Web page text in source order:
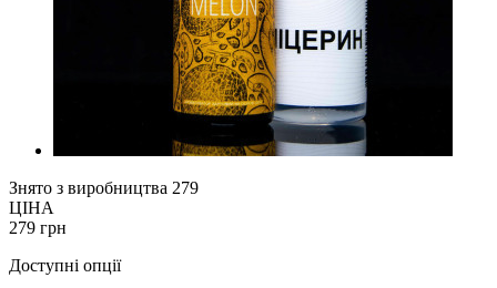
Знято з виробництва 279
ЦІНА
279 грн
Доступні опції